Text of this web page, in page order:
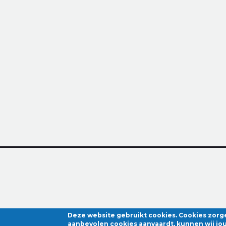
Deze website gebruikt cookies. Cookies
aanbevolen cookies aanvaardt, kunnen wij